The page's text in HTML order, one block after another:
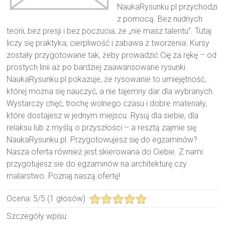
NaukaRysunku.pl przychodzi
z pomocą. Bez nudnych
teorii, bez presji i bez poczucia, że „nie masz talentu”. Tutaj
liczy się praktyka, cierpliwość i zabawa z tworzenia. Kursy
zostały przygotowane tak, żeby prowadzić Cię za rękę – od
prostych linii aż po bardziej zaawansowane rysunki.
NaukaRysunku.pl pokazuje, że rysowanie to umiejętność,
której można się nauczyć, a nie tajemny dar dla wybranych.
Wystarczy chęć, trochę wolnego czasu i dobre materiały,
które dostajesz w jednym miejscu. Rysuj dla siebie, dla
relaksu lub z myślą o przyszłości – a resztą zajmie się
NaukaRysunku.pl. Przygotowujesz się do egzaminów?
Nasza oferta również jest skierowana do Ciebie. Z nami
przygotujesz sie do egzaminów na architekturę czy
malarstwo. Poznaj naszą ofertę!
Ocena: 5/5 (1 głosów)
Szczegóły wpisu: